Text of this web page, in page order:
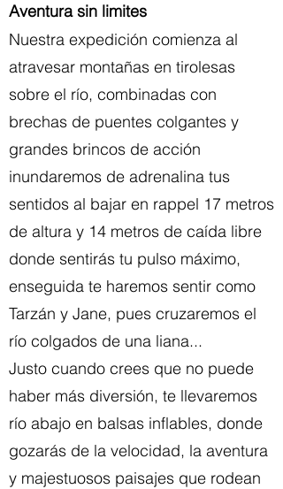
Aventura sin limites
Nuestra expedición comienza al
atravesar montañas en tirolesas
sobre el río, combinadas con
brechas de puentes colgantes y
grandes brincos de acción
inundaremos de adrenalina tus
sentidos al bajar en rappel 17 metros
de altura y 14 metros de caída libre
donde sentirás tu pulso máximo,
enseguida te haremos sentir como
Tarzán y Jane, pues cruzaremos el
río colgados de una liana...
Justo cuando crees que no puede
haber más diversión, te llevaremos
río abajo en balsas inflables, donde
gozarás de la velocidad, la aventura
y majestuosos paisajes que rodean